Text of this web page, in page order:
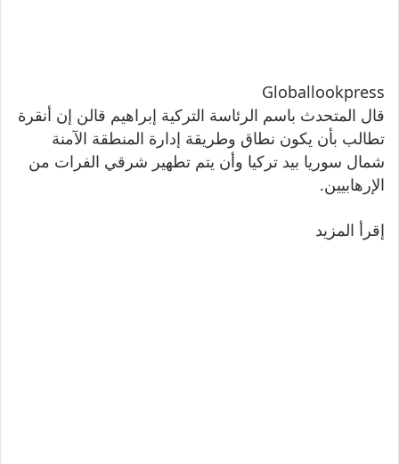
Globallookpress
قال المتحدث باسم الرئاسة التركية إبراهيم قالن إن أنقرة
تطالب بأن يكون نطاق وطريقة إدارة المنطقة الآمنة
شمال سوريا بيد تركيا وأن يتم تطهير شرقي الفرات من
الإرهابيين.
إقرأ المزيد